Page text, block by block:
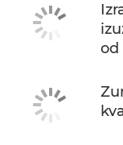
od